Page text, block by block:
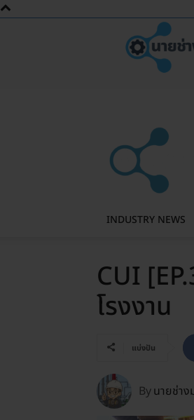
INDUSTRY NEWS
CUI
โรงงาน
แบ่งปัน
Byนายช่าง